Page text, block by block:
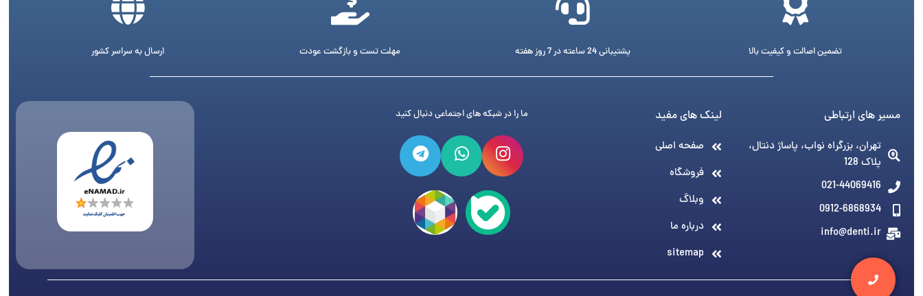
تضمین اصالت و کیفیت بالا پشتیبانی 24 ساعته در 7 روز هفته مهلت تست و بازگشت عودت ارسال به سراسر کشور
مسیر های ارتباطی
تهران، بزرگراه نواب، پاساژ دنتال،
پلاک 128
021-44069416
0912-6868934
info@denti.ir
لینک های مفید
صفحه اصلی
فروشگاه
وبلاگ
درباره ما
sitemap
ما را در شبکه های اجتماعی دنبال کنید